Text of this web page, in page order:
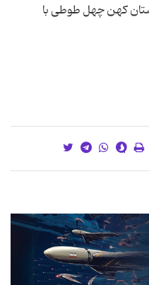
کهن چهل طوطی با